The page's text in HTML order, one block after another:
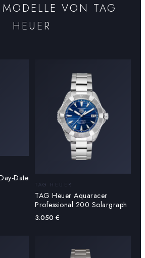
VON TAG
HEUER
Date
TAG HEUER
TAG Heuer Aquaracer
Professional 200 Solargraph
3.050 €